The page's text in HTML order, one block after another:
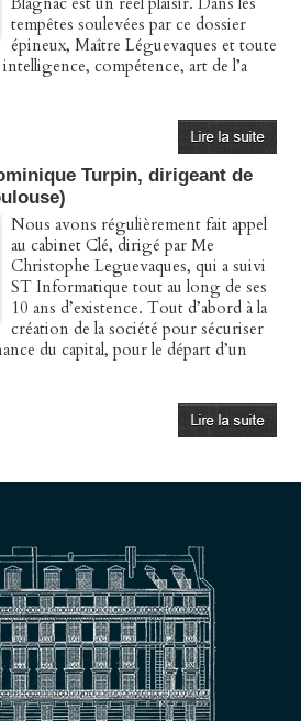
tempêtes soulevées par ce dossier
épineux, Maître Léguevaques et toute
compétence, art de l’a
Turpin, dirigeant de
Nous avons régulièrement fait appel
au cabinet Clé, dirigé par Me
Christophe Leguevaques, qui a suivi
ST Informatique tout au long de ses
10 ans d’existence. Tout d’abord à la
création de la société pour sécuriser
du capital, pour le départ d’un